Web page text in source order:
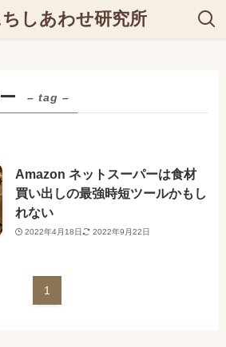
しあわせ研究所
– tag –
Amazon ネットスーパーは食材
買い出しの最強時短ツールかもし
れない
2022年4月18日 2022年9月22日
1